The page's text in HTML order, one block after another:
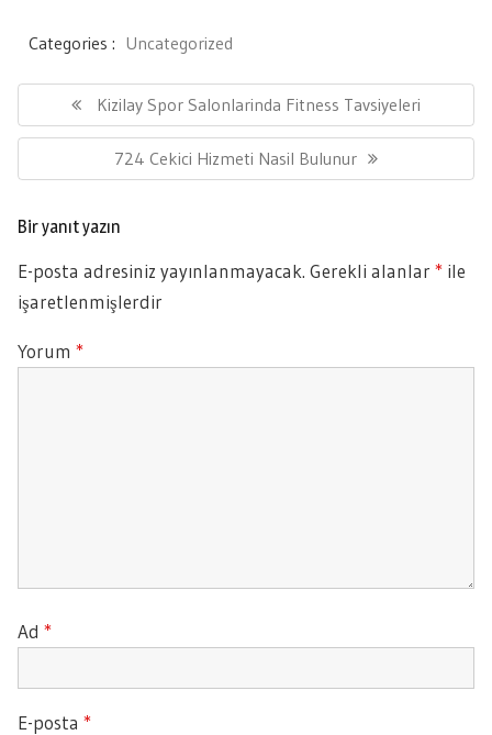
Categories : Uncategorized
gezinmesiPrevious
Post:
Kizilay Spor Salonlarinda Fitness Tavsiyeleri
Next
Post:
724 Cekici Hizmeti Nasil Bulunur
Bir yanıt yazın
E-posta adresiniz yayınlanmayacak. Gerekli alanlar * ile
işaretlenmişlerdir
Yorum *
Ad *
E-posta *